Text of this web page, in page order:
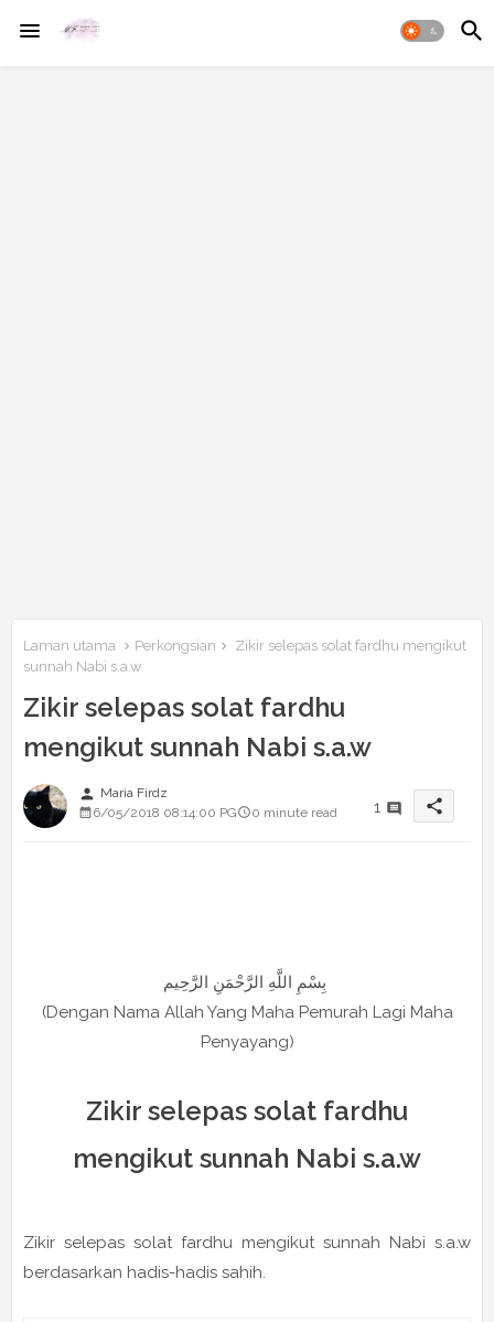
Laman utama Perkongsian
Zikir selepas solat fardhu mengikut
sunnah Nabi s.a.w
Zikir selepas solat fardhu
mengikut sunnah Nabi s.a.w
person Maria Firdz
6/05/2018 08:14:00 PG
0 minute read 1 share
(Dengan Nama Allah Yang Maha Pemurah Lagi Maha
Penyayang)
Zikir selepas solat fardhu
mengikut sunnah Nabi s.a.w
Zikir selepas solat fardhu mengikut sunnah Nabi s.a.w
berdasarkan hadis-hadis sahih.